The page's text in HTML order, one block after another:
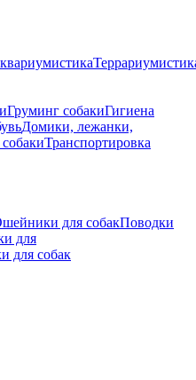
Груминг собакиГигиена
Домики, лежанки,
Транспортировка
для собакПоводки
для
для собак